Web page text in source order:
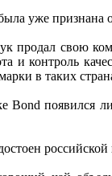
уже признана
продал свою
и контроль
в таких
Bond появился